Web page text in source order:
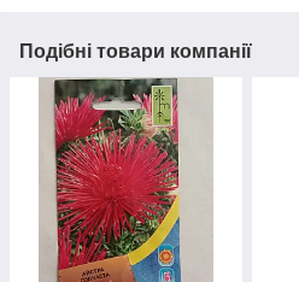
Подібні товари компанії